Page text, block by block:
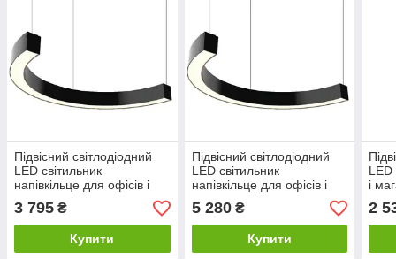
Підвісний світлодіодний
LED світильник
напівкільце для офісів і
магазинів
3 795 ₴
Купити
Підвісний світлодіодний
LED світильник
напівкільце для офісів і
магазинів
5 280₴
Купити
LED
і
2